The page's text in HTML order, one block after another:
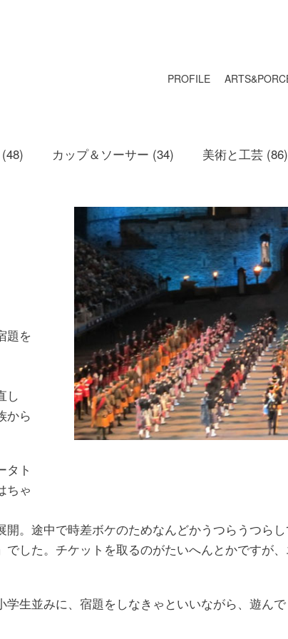
PROFILE
カップ＆ソーサー (34) 美術と工芸 (86)
題を
し
から
タト
ちゃ
。途中で時差ボケのためなんどかうつらうつら
した。チケットを取るのがたいへんとかですが
生並みに、宿題をしなきゃといいながら、遊ん